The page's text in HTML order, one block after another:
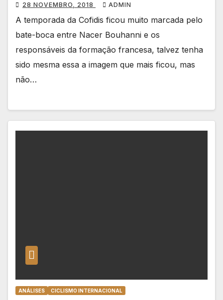
28 NOVEMBRO, 2018 ADMIN
A temporada da Cofidis ficou muito marcada pelo
bate-boca entre Nacer Bouhanni e os
responsáveis da formação francesa, talvez tenha
sido mesma essa a imagem que mais ficou, mas
não…
ANÁLISES CICLISMO INTERNACIONAL